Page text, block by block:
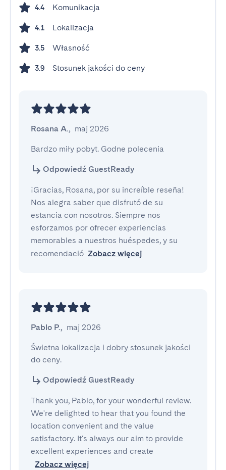
4.4 Komunikacja
4.1 Lokalizacja
3.5 Własność
3.9 Stosunek jakości do ceny
Rosana A., maj 2026
Bardzo miły pobyt. Godne polecenia
Odpowiedź GuestReady
¡Gracias, Rosana, por su increíble reseña!
Nos alegra saber que disfrutó de su
estancia con nosotros. Siempre nos
esforzamos por ofrecer experiencias
memorables a nuestros huéspedes, y su
recomendació Zobacz więcej
Pablo P., maj 2026
Świetna lokalizacja i dobry stosunek jakości
do ceny.
Odpowiedź GuestReady
Thank you, Pablo, for your wonderful review.
We're delighted to hear that you found the
location convenient and the value
satisfactory. It's always our aim to provide
excellent experiences and create
Zobacz więcej